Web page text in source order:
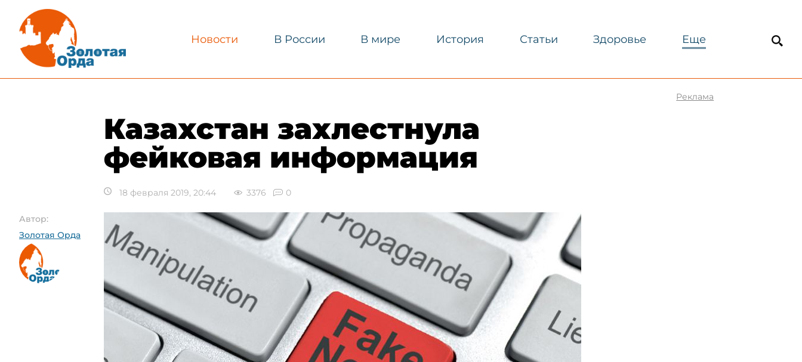
Новости В России В мире История Статьи Здоровье Еще
Казахстан захлестнула
фейковая информация
18 февраля 2019, 20:44 3376 0
Автор:
Золотая Орда
Реклама